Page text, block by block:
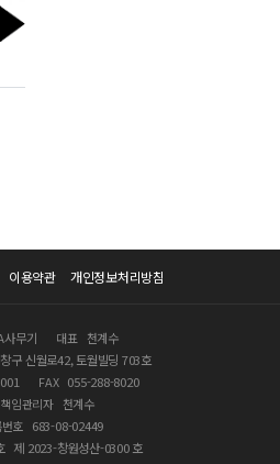
이용약관 개인정보처리방침
사무기 대표 천계수
구 신월로42, 토월빌딩 703호
FAX 055-288-8020
임관리자 천계수
호 683-08-02449
제 2023-창원성산-0300 호